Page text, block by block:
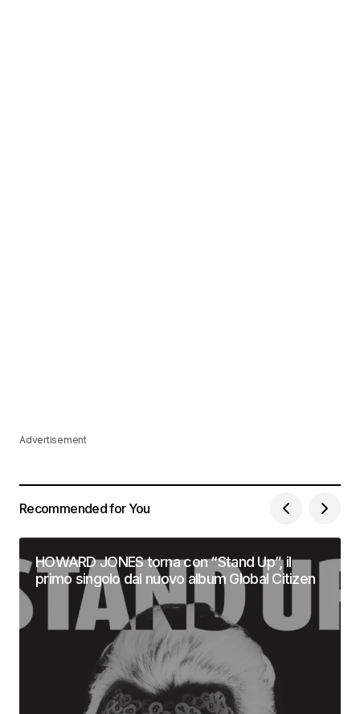
Advertisement
Recommended for You
HOWARD JONES torna con “Stand Up”, il
primo singolo dal nuovo album Global Citizen